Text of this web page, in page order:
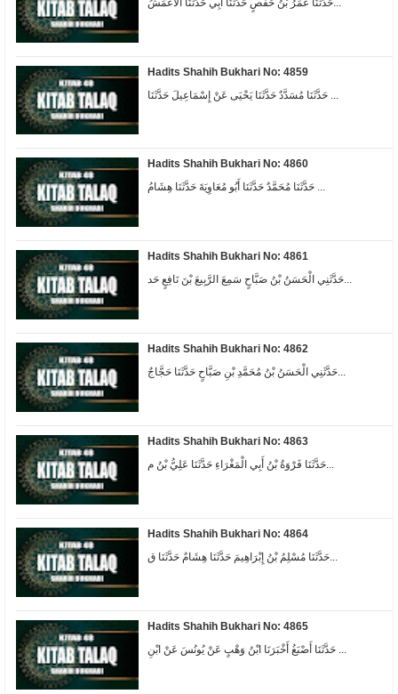
Hadits Shahih Bukhari No: 4859
Hadits Shahih Bukhari No: 4860
حَدَّثَنَا مُحَمَّدٌ حَدَّثَنَا أَبُو مُعَاوِيَةَ حَدَّثَنَا هِشَامُ ...
Hadits Shahih Bukhari No: 4861
حَدَّثَنِي الْحَسَنُ بْنُ صَبَّاحٍ سَمِعَ الرَّبِيعَ بْنَ نَافِعٍ حَد...
Hadits Shahih Bukhari No: 4862
حَدَّثَنِي الْحَسَنُ بْنُ مُحَمَّدِ بْنِ صَبَّاحٍ حَدَّثَنَا حَجَّاجٌ...
Hadits Shahih Bukhari No: 4863
حَدَّثَنَا فَرْوَةُ بْنُ أَبِي الْمَغْرَاءِ حَدَّثَنَا عَلِيُّ بْنُ م...
Hadits Shahih Bukhari No: 4864
حَدَّثَنَا مُسْلِمُ بْنُ إِبْرَاهِيمَ حَدَّثَنَا هِشَامٌ حَدَّثَنَا ق...
Hadits Shahih Bukhari No: 4865